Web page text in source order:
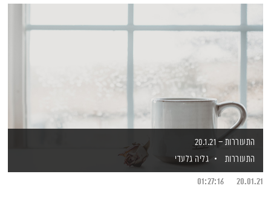
התעוררות – 20.1.21
התעוררות
גליה גלעדי
20.01.21
01:27:16